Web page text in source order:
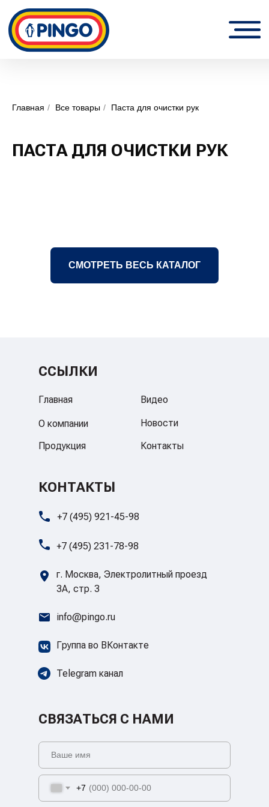
Главная / Все товары / Паста для очистки рук
ПАСТА ДЛЯ ОЧИСТКИ РУК
СМОТРЕТЬ ВЕСЬ КАТАЛОГ
ССЫЛКИ
СВЯЗАТЬСЯ С НАМИ
КОНТАКТЫ
Главная
Контакты
О компании
+7 (495) 921-45-98
г. Москва, Электролитный проезд
3А, стр. 3
Telegram канал
Группа во ВКонтакте
info@pingo.ru
Новости
Продукция
Видео
+7
+7 (495) 231-78-98